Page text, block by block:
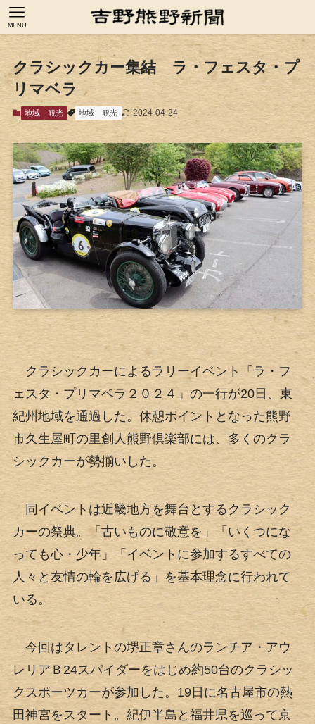
MENU
クラシックカー集結 ラ・フェスタ・プ
リマベラ
地域 観光 地域 観光 2024-04-24
クラシックカーによるラリーイベント「ラ・フ
ェスタ・プリマベラ２０２４」の一行が20日、東
紀州地域を通過した。休憩ポイントとなった熊野
市久生屋町の里創人熊野倶楽部には、多くのクラ
シックカーが勢揃いした。
同イベントは近畿地方を舞台とするクラシック
カーの祭典。「古いものに敬意を」「いくつにな
っても心・少年」「イベントに参加するすべての
人々と友情の輪を広げる」を基本理念に行われて
いる。
今回はタレントの堺正章さんのランチア・アウ
レリアＢ24スパイダーをはじめ約50台のクラシッ
クスポーツカーが参加した。19日に名古屋市の熱
田神宮をスタート。紀伊半島と福井県を巡って京